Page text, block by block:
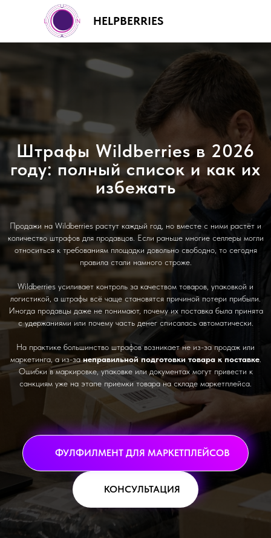
HELPBERRIES
+7 (499) 460-00-92
Штрафы Wildberries в 2026
году: полный список и как их
избежать
Продажи на Wildberries растут каждый год, но вместе с ними растёт и
количество штрафов для продавцов. Если раньше многие селлеры могли
относиться к требованиям площадки довольно свободно, то сегодня
правила стали намного строже.
Wildberries усиливает контроль за качеством товаров, упаковкой и
логистикой, а штрафы всё чаще становятся причиной потери прибыли.
Иногда продавцы даже не понимают, почему их поставка была принята
с удержаниями или почему часть денег списалась автоматически.
На практике большинство штрафов возникает не из-за продаж или
маркетинга, а из-занеправильной подготовки товара к поставке.
Ошибки в маркировке, упаковке или документах могут привести к
санкциям уже на этапе приемки товара на складе маркетплейса.
ФУЛФИЛМЕНТ ДЛЯ МАРКЕТПЛЕЙСОВ
КОНСУЛЬТАЦИЯ